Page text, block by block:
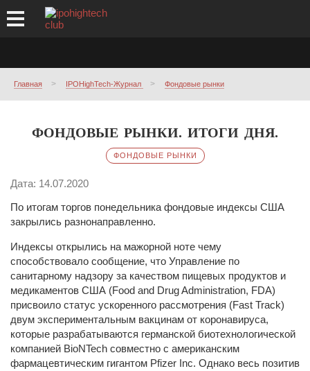
Главная IPOHighTech-Журнал Фондовые рынки
ФОНДОВЫЕ РЫНКИ. ИТОГИ ДНЯ.
ФОНДОВЫЕ РЫНКИ
Дата: 14.07.2020
По итогам торгов понедельника фондовые индексы США
закрылись разнонаправленно.
Индексы открылись на мажорной ноте чему
способствовало сообщение, что Управление по
санитарному надзору за качеством пищевых продуктов и
медикаментов США (Food and Drug Administration, FDA)
присвоило статус ускоренного рассмотрения (Fast Track)
двум экспериментальным вакцинам от коронавируса,
которые разрабатываются германской биотехнологической
компанией BioNTech совместно с американским
фармацевтическим гигантом Pfizer Inc. Однако весь позитив